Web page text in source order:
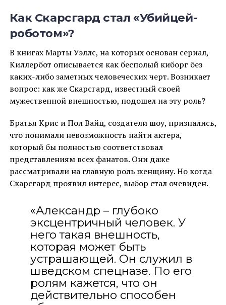
Как Скарсгард стал «Убийцей-
роботом»?
В книгах Марты Уэллс, на которых основан сериал,
Киллербот описывается как бесполый киборг без
каких-либо заметных человеческих черт. Возникает
вопрос: как же Скарсгард, известный своей
мужественной внешностью, подошел на эту роль?
Братья Крис и Пол Вайц, создатели шоу, признались,
что понимали невозможность найти актера,
который бы полностью соответствовал
представлениям всех фанатов. Они даже
рассматривали на главную роль женщину. Но когда
Скарсгард проявил интерес, выбор стал очевиден.
«Александр – глубоко
эксцентричный человек. У
него такая внешность,
которая может быть
устрашающей. Он служил в
шведском спецназе. По его
ролям кажется, что он
действительно способен